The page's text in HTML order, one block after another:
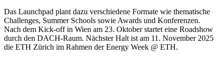
Das Launchpad plant dazu verschiedene Formate wie thematische
Challenges, Summer Schools sowie Awards und Konferenzen.
Nach dem Kick-off in Wien am 23. Oktober startet eine Roadshow
durch den DACH-Raum. Nächster Halt ist am 11. November 2025
die ETH Zürich im Rahmen der Energy Week @ ETH.